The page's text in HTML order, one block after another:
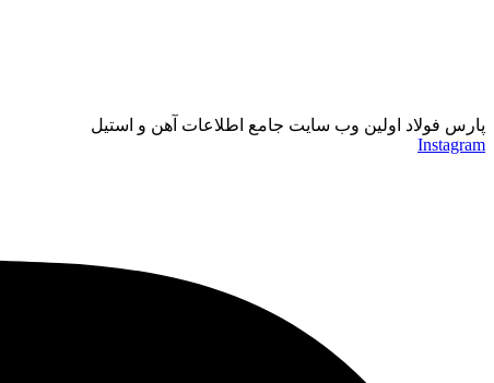
پارس فولاد اولین وب سایت جامع اطلاعات آهن و استیل
Instagram